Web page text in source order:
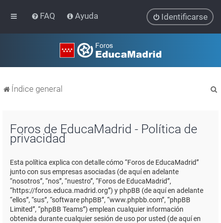
FAQ Ayuda Identificarse
Índice general
Foros de EducaMadrid - Política de
privacidad
Esta política explica con detalle cómo “Foros de EducaMadrid”
junto con sus empresas asociadas (de aquí en adelante
“nosotros”, “nos”, “nuestro”, “Foros de EducaMadrid”,
“https://foros.educa.madrid.org”) y phpBB (de aquí en adelante
“ellos”, “sus”, “software phpBB”, “www.phpbb.com”, “phpBB
Limited”, “phpBB Teams”) emplean cualquier información
obtenida durante cualquier sesión de uso por usted (de aquí en